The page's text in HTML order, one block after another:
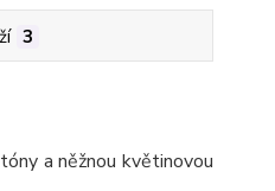
3
a něžnou květinovou